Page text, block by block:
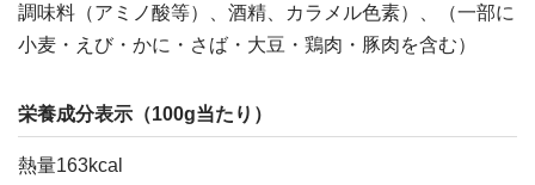
調味料（アミノ酸等）、酒精、カラメル色素）、（一部に
小麦・えび・かに・さば・大豆・鶏肉・豚肉を含む）
栄養成分表示（100g当たり）
熱量163kcal